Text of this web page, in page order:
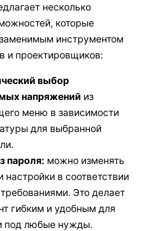
несколько
которые
инструментом
и проектировщиков:
выбор
напряжений из
меню в зависимости
для выбранной
пароля: можно изменять
в соответствии
Это делает
гибким и удобным для
под любые нужды.